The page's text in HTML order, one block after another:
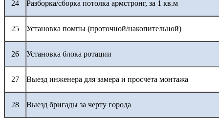
24 Разборка/сборка потолка армстронг, за 1 кв.м
25 Установка помпы (проточной/накопительной)
26 Установка блока ротации
27 Выезд инженера для замера и просчета монтажа
28 Выезд бригады за черту города